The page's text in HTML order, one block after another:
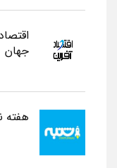
جهان
هفته